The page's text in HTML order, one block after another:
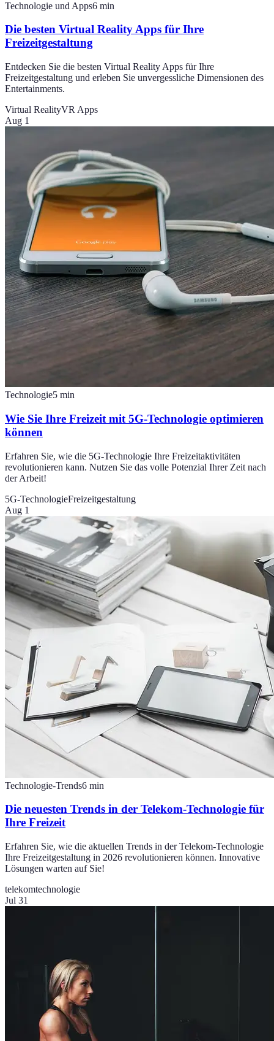
Technologie und Apps6 min
Die besten Virtual Reality Apps für Ihre
Freizeitgestaltung
Entdecken Sie die besten Virtual Reality Apps für Ihre
Freizeitgestaltung und erleben Sie unvergessliche Dimensionen des
Entertainments.
Virtual RealityVR Apps
Aug 1
Technologie5 min
Wie Sie Ihre Freizeit mit 5G-Technologie optimieren
können
Erfahren Sie, wie die 5G-Technologie Ihre Freizeitaktivitäten
revolutionieren kann. Nutzen Sie das volle Potenzial Ihrer Zeit nach
der Arbeit!
5G-TechnologieFreizeitgestaltung
Aug 1
Technologie-Trends6 min
Die neuesten Trends in der Telekom-Technologie für
Ihre Freizeit
Erfahren Sie, wie die aktuellen Trends in der Telekom-Technologie
Ihre Freizeitgestaltung in 2026 revolutionieren können. Innovative
Lösungen warten auf Sie!
telekomtechnologie
Jul 31